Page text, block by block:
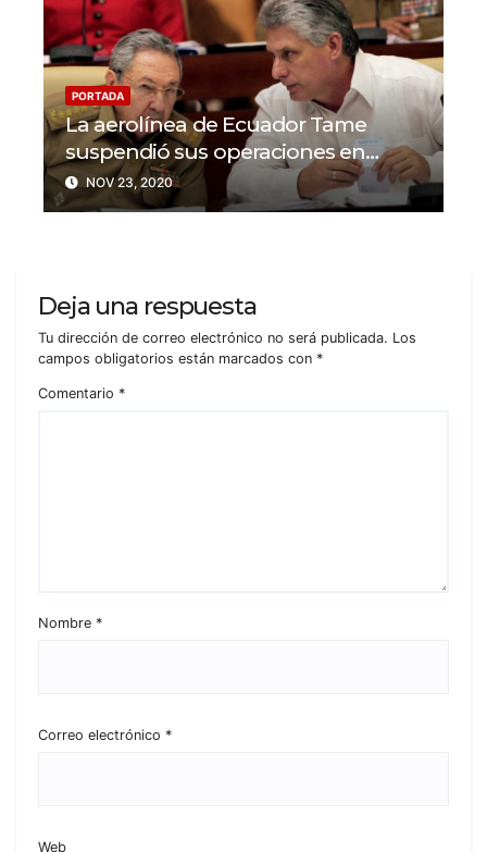
PORTADA
La aerolínea de Ecuador Tame
suspendió sus operaciones en
Cuba y Venezuela
NOV 23, 2020
Deja una respuesta
Tu dirección de correo electrónico no será publicada. Los
campos obligatorios están marcados con *
Comentario *
Nombre *
Correo electrónico *
Web